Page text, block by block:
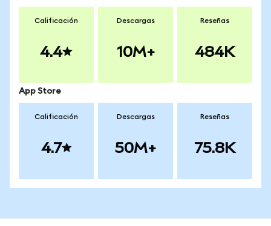
Calificación
4.4
Descargas
10M+
Reseñas
484K
App Store
Calificación
4.7
Descargas
50M+
Reseñas
75.8K